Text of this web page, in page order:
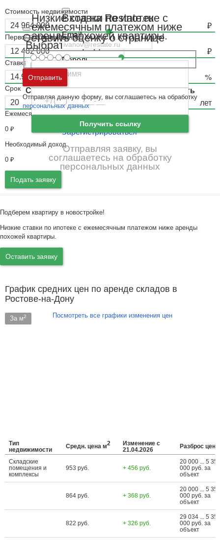
Выбрать город
Москва и
Московская область
Санкт-Петербург иЛенинградская область
Вход на Restate.ru
Email
Пароль
Войти Забыли пароль
Ещё нет аккаунта?
Зарегистрироваться
Стоимость недвижимости
Первоначальный взнос
Ставка
Срок
Ежемесячный платёж
0 ₽
Необходимый доход
0 ₽
Подать заявку
Подберем квартиру в новостройке!
Низкие ставки по ипотеке с ежемесячным платежом ниже аренды
похожей квартиры.
Оставить заявку
Низкие ставки по ипотеке с
ежемесячным платежом ниже
аренды похожей квартиры.
Получить ссылку
Отправляя заявку, вы
соглашаетесь на обработку
персональных данных
График средних цен по аренде складов в
Ростове-на-Дону
За м2 Посмотреть все графики изменения цен
Тип
недвижимости
Средн. цена м2
Изменение с
21.04.2026
Разброс цен
Складские
помещения и
комплексы
953 руб. + 456 руб.
20 000 ... 5
000 руб. за
объект
864 руб. + 368 руб.
20 000 ... 5
000 руб. за
объект
822 руб. + 326 руб.
29 034 ... 5
000 руб. за
объект
Оставить оценку о странице
Отправить
Отправляя данную форму, вы соглашаетесь на обработку
персональных данных